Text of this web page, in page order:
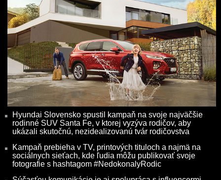
Hyundai Slovensko spustil kampaň na svoje najväčšie
rodinné SUV Santa Fe, v ktorej vyzýva rodičov, aby
ukázali skutočnú, nezidealizovanú tvár rodičovstva
Kampaň prebieha v TV, printových tituloch a najmä na
sociálnych sieťach, kde ľudia môžu publikovať svoje
fotografie s hashtagom #NedokonalyRodic